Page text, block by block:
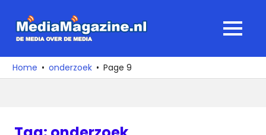
naar
media
over
MENU
Home onderzoek Page 9